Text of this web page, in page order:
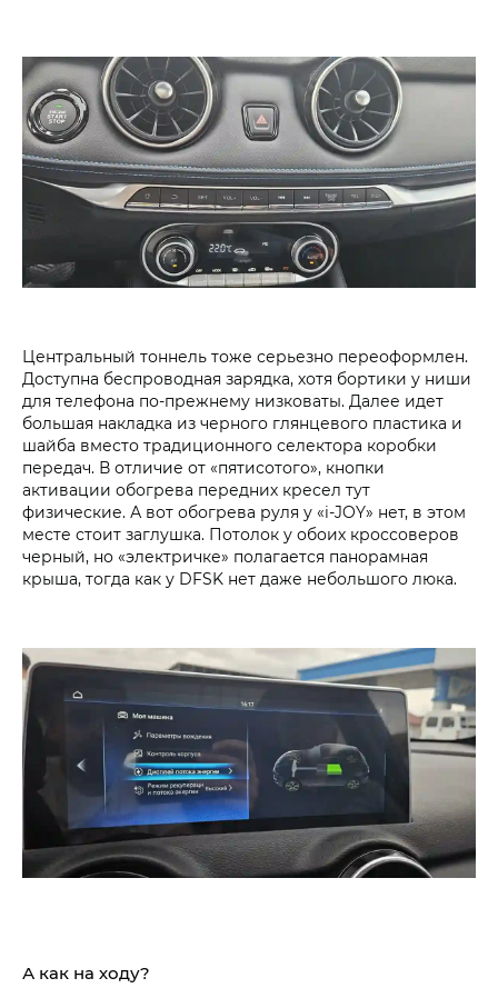
Центральный тоннель тоже серьезно переоформлен.
Доступна беспроводная зарядка, хотя бортики у ниши
для телефона по-прежнему низковаты. Далее идет
большая накладка из черного глянцевого пластика и
шайба вместо традиционного селектора коробки
передач. В отличие от «пятисотого», кнопки
активации обогрева передних кресел тут
физические. А вот обогрева руля у «i‑JOY» нет, в этом
месте стоит заглушка. Потолок у обоих кроссоверов
черный, но «электричке» полагается панорамная
крыша, тогда как у DFSK нет даже небольшого люка.
А как на ходу?